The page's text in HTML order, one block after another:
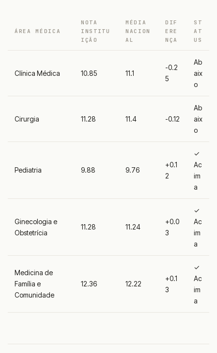
ÁREA MÉDICA
NOTA
INSTITU
IÇÃO
MÉDIA
NACION
AL
DIF
ERE
NÇA
ST
AT
US
Clínica Médica 10.85 11.1
-0.2
5
Ab
aix
o
Cirurgia 11.28 11.4 -0.12
Ab
aix
o
Pediatria 9.88 9.76
+0.1
2
✓
Ac
im
a
Ginecologia e
Obstetrícia
11.28 11.24
+0.0
3
✓
Ac
im
a
Medicina de
Família e
Comunidade
12.36 12.22
+0.1
3
✓
Ac
im
a